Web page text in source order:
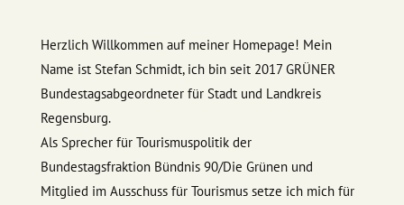
Herzlich Willkommen auf meiner Homepage! Mein
Name ist Stefan Schmidt, ich bin seit 2017 GRÜNER
Bundestagsabgeordneter für Stadt und Landkreis
Regensburg.
Als Sprecher für Tourismuspolitik der
Bundestagsfraktion Bündnis 90/Die Grünen und
Mitglied im Ausschuss für Tourismus setze ich mich für